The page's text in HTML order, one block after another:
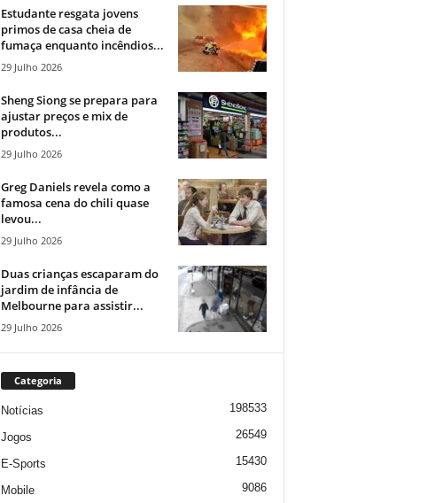
Estudante resgata jovens
primos de casa cheia de
fumaça enquanto incêndios...
29 Julho 2026
Sheng Siong se prepara para
ajustar preços e mix de
produtos...
29 Julho 2026
Greg Daniels revela como a
famosa cena do chili quase
levou...
29 Julho 2026
Duas crianças escaparam do
jardim de infância de
Melbourne para assistir...
29 Julho 2026
Categoria
Notícias 198533
Jogos 26549
E-Sports 15430
Mobile 9086